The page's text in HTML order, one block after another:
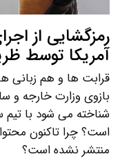
رمزگشایی از
آمریکا توسط
قرابت ها و هم زبانی
بازوی وزارت خارجه و
شناخته می شود با
است؟ چرا تاکنون
منتشر نشده است؟